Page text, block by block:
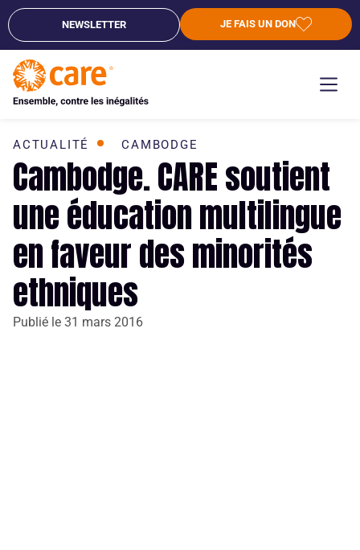
NEWSLETTER JE FAIS UN DON
ACTUALITÉ CAMBODGE
Cambodge. CARE soutient
une éducation multilingue
en faveur des minorités
ethniques
Publié le 31 mars 2016